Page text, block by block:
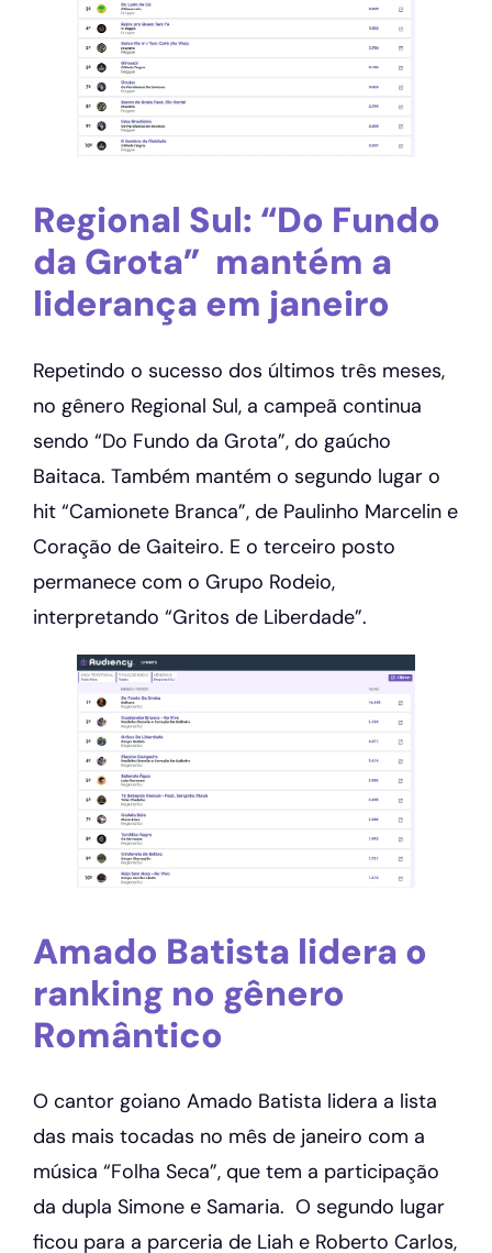
Regional Sul: “Do Fundo
da Grota” mantém a
liderança em janeiro
Repetindo o sucesso dos últimos três meses,
no gênero Regional Sul, a campeã continua
sendo “Do Fundo da Grota”, do gaúcho
Baitaca. Também mantém o segundo lugar o
hit “Camionete Branca”, de Paulinho Marcelin e
Coração de Gaiteiro. E o terceiro posto
permanece com o Grupo Rodeio,
interpretando “Gritos de Liberdade”.
Amado Batista lidera o
ranking no gênero
Romântico
O cantor goiano Amado Batista lidera a lista
das mais tocadas no mês de janeiro com a
música “Folha Seca”, que tem a participação
da dupla Simone e Samaria. O segundo lugar
ficou para a parceria de Liah e Roberto Carlos,